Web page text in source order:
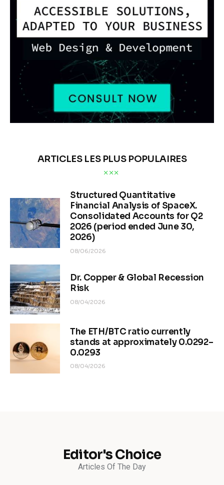
ARTICLES LES PLUS POPULAIRES
Structured Quantitative
Financial Analysis of SpaceX.
Consolidated Accounts for Q2
2026 (period ended June 30,
2026)
08/06/2026
Dr. Copper & Global Recession
Risk
08/04/2026
The ETH/BTC ratio currently
stands at approximately 0.0292–
0.0293
08/04/2026
Editor's Choice
Articles Of The Day